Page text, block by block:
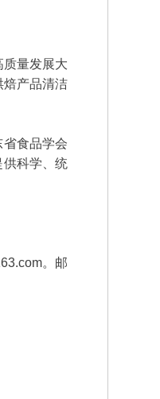
量发展大
焙产品清洁
食品学会
供科学、统
。邮